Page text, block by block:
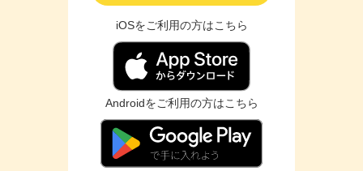
iOSをご利用の方はこちら
Androidをご利用の方はこちら